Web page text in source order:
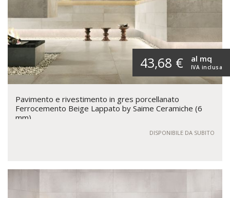
43,68 € IVA inclusa
al mq
Pavimento e rivestimento in gres porcellanato
Ferrocemento Beige Lappato by Saime Ceramiche (6
mm)
DISPONIBILE DA SUBITO